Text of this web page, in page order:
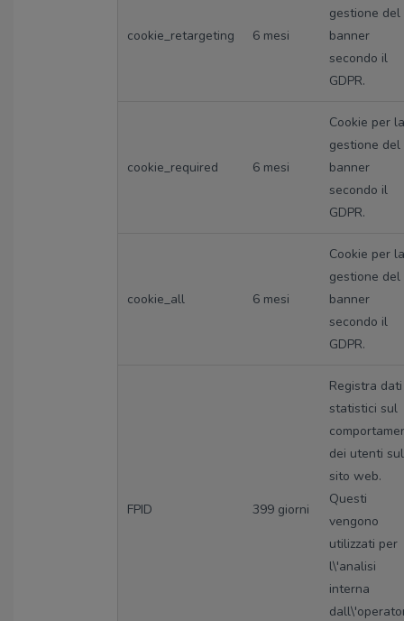
cookie_retargeting 6 mesi
gestione del
banner
secondo il
GDPR.
cookie_required 6 mesi
Cookie per la
gestione del
banner
secondo il
GDPR.
cookie_all 6 mesi
Cookie per la
gestione del
banner
secondo il
GDPR.
FPID 399 giorni
Registra dati
statistici sul
dei utenti sul
sito web.
Questi
vengono
utilizzati per
l\'analisi
interna